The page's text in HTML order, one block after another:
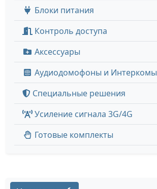
Блоки питания
Контроль доступа
Аксессуары
Аудиодомофоны и Интеркомы
Специальные решения
Усиление сигнала 3G/4G
Готовые комплекты